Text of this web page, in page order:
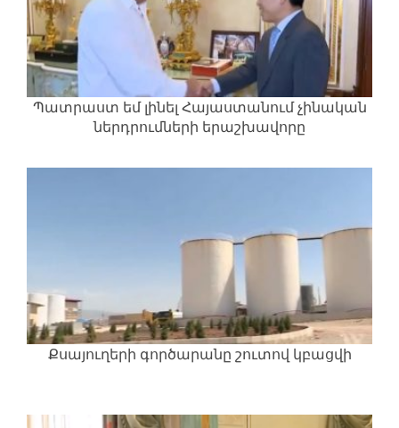
Պատրաստ եմ լինել Հայաստանում չինական
ներդրումների երաշխավորը
Քսայուղերի գործարանը շուտով կբացվի